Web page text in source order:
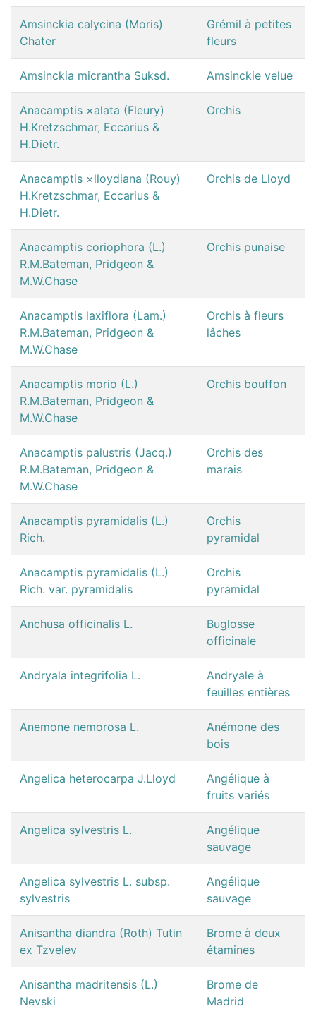
Amsinckia calycina (Moris)
Chater
Grémil à petites
fleurs
Amsinckia micrantha Suksd. Amsinckie velue
Anacamptis ×alata (Fleury)
H.Kretzschmar, Eccarius &
H.Dietr.
Orchis
Anacamptis ×lloydiana (Rouy)
H.Kretzschmar, Eccarius &
H.Dietr.
Orchis de Lloyd
Anacamptis coriophora (L.)
R.M.Bateman, Pridgeon &
M.W.Chase
Orchis punaise
Anacamptis laxiflora (Lam.)
R.M.Bateman, Pridgeon &
M.W.Chase
Orchis à fleurs
lâches
Anacamptis morio (L.)
R.M.Bateman, Pridgeon &
M.W.Chase
Orchis bouffon
Anacamptis palustris (Jacq.)
R.M.Bateman, Pridgeon &
M.W.Chase
Orchis des
marais
Anacamptis pyramidalis (L.)
Rich.
Orchis
pyramidal
Anacamptis pyramidalis (L.)
Rich. var. pyramidalis
Orchis
pyramidal
Anchusa officinalis L.
Buglosse
officinale
Andryala integrifolia L.
Andryale à
feuilles entières
Anemone nemorosa L.
Anémone des
bois
Angelica heterocarpa J.Lloyd
Angélique à
fruits variés
Angelica sylvestris L.
Angélique
sauvage
Angelica sylvestris L. subsp.
sylvestris
Angélique
sauvage
Anisantha diandra (Roth) Tutin
ex Tzvelev
Brome à deux
étamines
Anisantha madritensis (L.)
Nevski
Brome de
Madrid